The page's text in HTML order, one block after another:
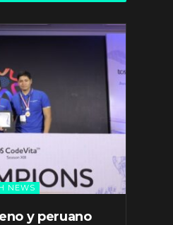
NEWS
y peruano